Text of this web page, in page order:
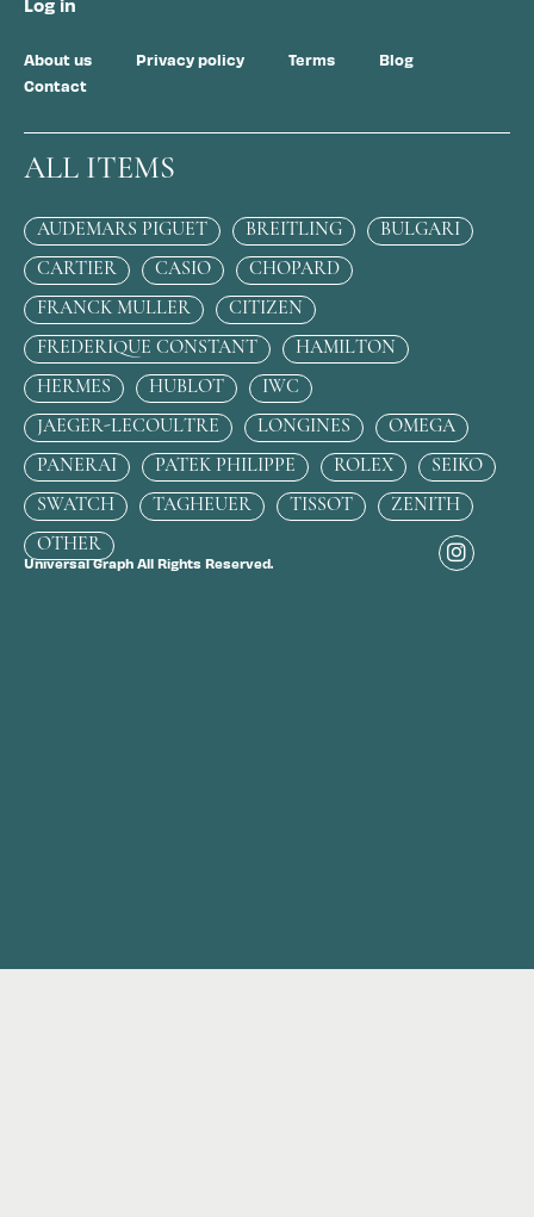
Log in
About us Privacy policy Terms
Blog
Contact
ALL ITEMS
AUDEMARS PIGUET BREITLING BULGARI
CARTIER CASIO CHOPARD
FRANCK MULLER CITIZEN
FREDERIQUE CONSTANT HAMILTON
HERMES HUBLOT IWC
JAEGER-LECOULTRE LONGINES OMEGA
PANERAI PATEK PHILIPPE ROLEX SEIKO
SWATCH TAGHEUER TISSOT ZENITH
OTHER
Universal Graph All Rights Reserved.